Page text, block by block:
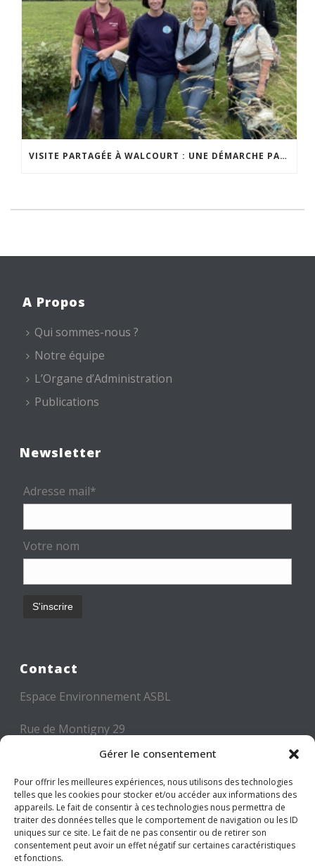
Gérer le consentement
Pour offrir les meilleures expériences, nous utilisons des technologies
telles que les cookies pour stocker et/ou accéder aux informations des
appareils. Le fait de consentir à ces technologies nous permettra de
traiter des données telles que le comportement de navigation ou les ID
uniques sur ce site. Le fait de ne pas consentir ou de retirer son
consentement peut avoir un effet négatif sur certaines caractéristiques
et fonctions.
VISITE PARTAGÉE À WALCOURT : UNE DÉMARCHE PARTICIPATIVE ANIMÉE PAR ESPACE ENVIRONNEMENT
A Propos
Qui sommes-nous ?
Notre équipe
L’Organe d’Administration
Publications
Newsletter
Adresse mail*
Votre nom
Contact
Espace Environnement ASBL
Rue de Montigny 29
6000 CHARLEROI
Tél: +32 71 300 300
Mail: info@espace-environnement.be
TVA BE 0416.116.340